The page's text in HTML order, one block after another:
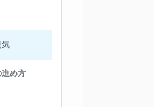
気
進め方